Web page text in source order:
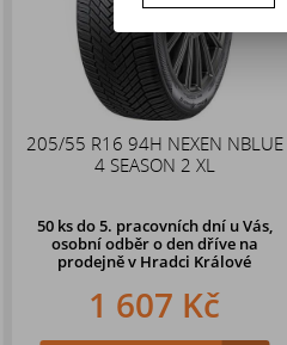
205/55 R16 94H NEXEN NBLUE
4 SEASON 2 XL
50 ksdo 5. pracovních dní u Vás,
osobní odběr o den dříve na
prodejněv Hradci Králové
1 607 Kč